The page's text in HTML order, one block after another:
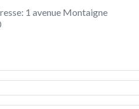
1 avenue Montaigne